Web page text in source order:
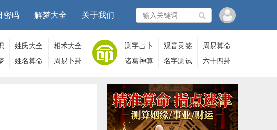
密码 解梦大全 关于我们
姓氏大全
相术大全
姓名算命 周易卜卦
测字占卜 观音灵签
周易算命
诸葛神算
名字测试 六十四卦